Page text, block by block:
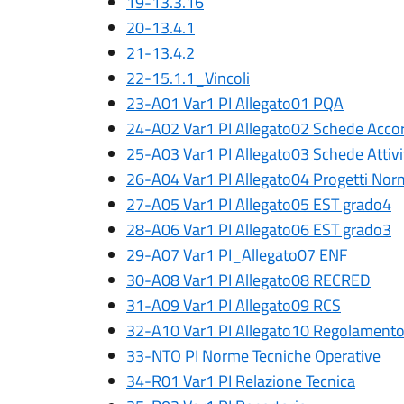
20-13.4.1
21-13.4.2
22-15.1.1_Vincoli
23-A01 Var1 PI Allegato01 PQA
24-A02 Var1 PI Allegato02 Schede
25-A03 Var1 PI Allegato03 Schede
26-A04 Var1 PI Allegato04 Progetti
27-A05 Var1 PI Allegato05 EST grado4
28-A06 Var1 PI Allegato06 EST grado3
29-A07 Var1 PI_Allegato07 ENF
30-A08 Var1 PI Allegato08 RECRED
31-A09 Var1 PI Allegato09 RCS
32-A10 Var1 PI Allegato10
33-NTO PI Norme Tecniche Operative
34-R01 Var1 PI Relazione Tecnica